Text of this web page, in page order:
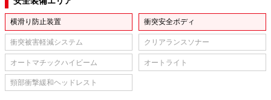
横滑り防止装置 衝突安全ボディ
衝突被害軽減システム クリアランスソナー
オートマチックハイビーム オートライト
頸部衝撃緩和ヘッドレスト